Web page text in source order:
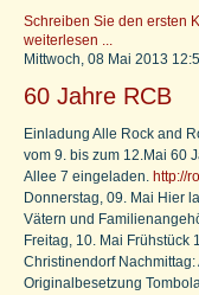
Schreiben Sie den ersten
weiterlesen ...
Mittwoch, 08 Mai 2013
60 Jahre RCB
Einladung Alle Rock and
vom 9. bis zum 12.Mai 60
Allee 7 eingeladen. http://
Donnerstag, 09. Mai Hier
Vätern und
Freitag, 10. Mai Frühstück
Christinendorf
Originalbesetzung